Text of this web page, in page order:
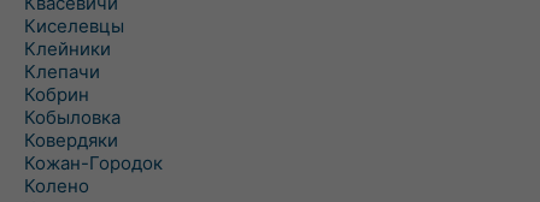
Киселевцы
Клейники
Клепачи
Кобрин
Кобыловка
Ковердяки
Кожан-Городок
Колено